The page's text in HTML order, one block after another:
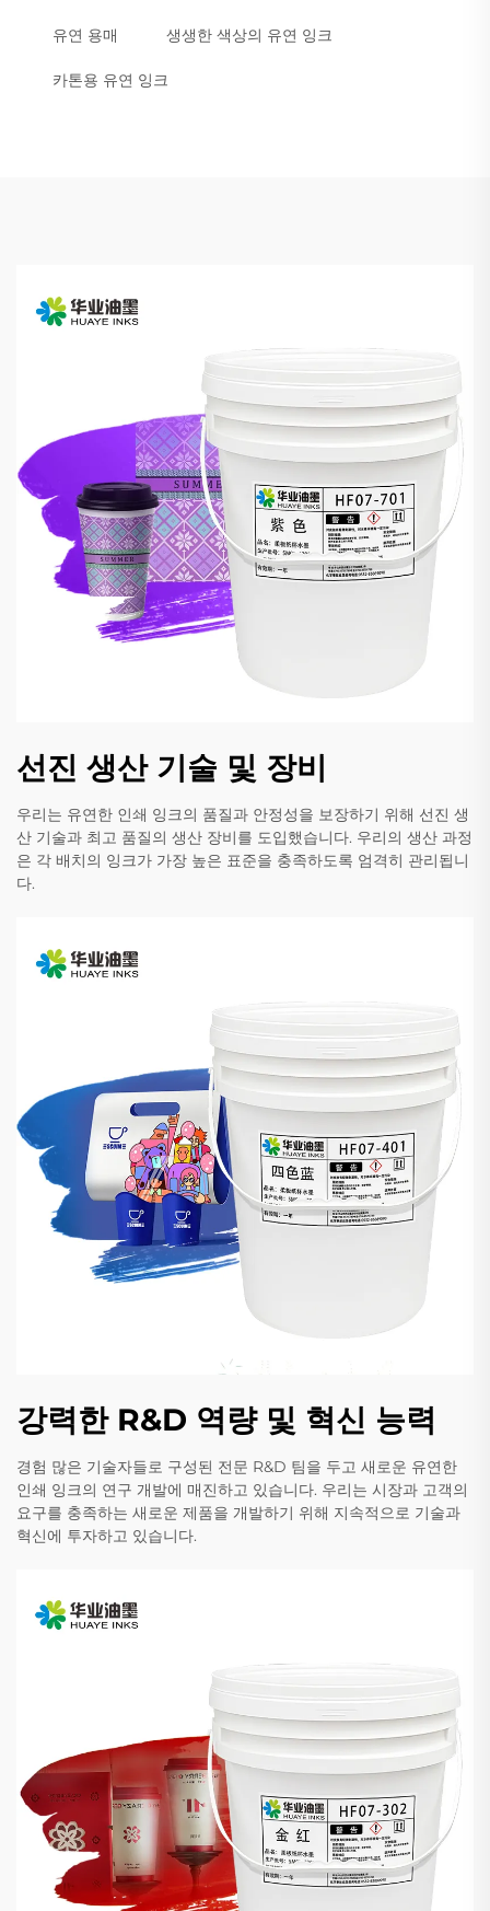
유연 용매 생생한 색상의 유연 잉크
카톤용 유연 잉크
선진 생산 기술 및 장비
우리는 유연한 인쇄 잉크의 품질과 안정성을 보장하기 위해 선진 생
산 기술과 최고 품질의 생산 장비를 도입했습니다. 우리의 생산 과정
은 각 배치의 잉크가 가장 높은 표준을 충족하도록 엄격히 관리됩니
다.
강력한 R&D 역량 및 혁신 능력
경험 많은 기술자들로 구성된 전문 R&D 팀을 두고 새로운 유연한
인쇄 잉크의 연구 개발에 매진하고 있습니다. 우리는 시장과 고객의
요구를 충족하는 새로운 제품을 개발하기 위해 지속적으로 기술과
혁신에 투자하고 있습니다.